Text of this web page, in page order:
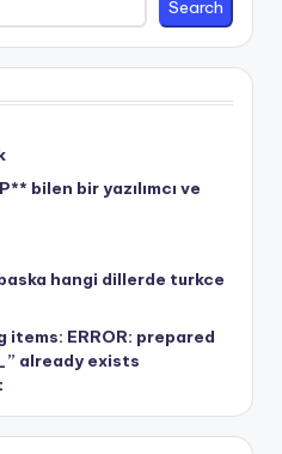
Search
bilen bir yazılımcı ve
hangi dillerde turkce
ERROR: prepared
already exists